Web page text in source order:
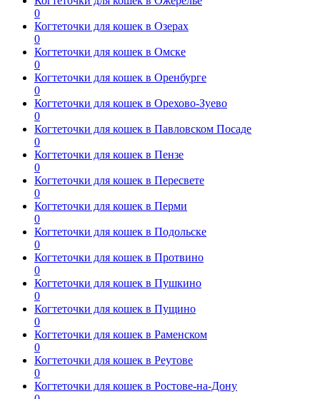
0
Когтеточки для кошек в Озерах
0
Когтеточки для кошек в Омске
0
Когтеточки для кошек в Оренбурге
0
Когтеточки для кошек в Орехово-Зуево
0
Когтеточки для кошек в Павловском Посаде
0
Когтеточки для кошек в Пензе
0
Когтеточки для кошек в Пересвете
0
Когтеточки для кошек в Перми
0
Когтеточки для кошек в Подольске
0
Когтеточки для кошек в Протвино
0
Когтеточки для кошек в Пушкино
0
Когтеточки для кошек в Пущино
0
Когтеточки для кошек в Раменском
0
Когтеточки для кошек в Реутове
0
Когтеточки для кошек в Ростове-на-Дону